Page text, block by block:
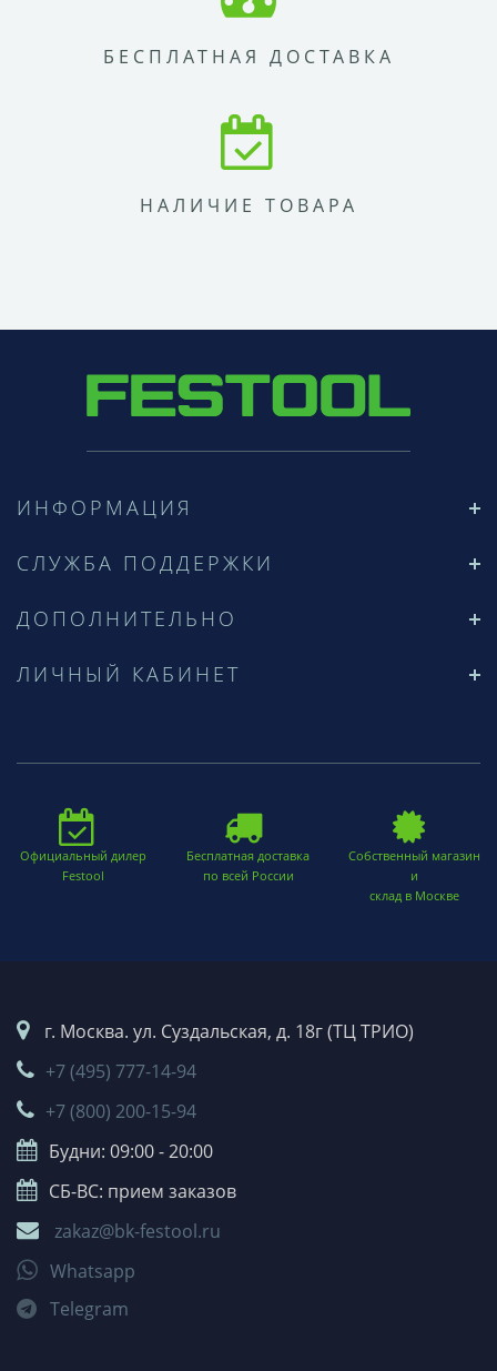
БЕСПЛАТНАЯ ДОСТАВКА
НАЛИЧИЕ ТОВАРА
ИНФОРМАЦИЯ
СЛУЖБА ПОДДЕРЖКИ
ДОПОЛНИТЕЛЬНО
ЛИЧНЫЙ КАБИНЕТ
Официальный дилер
Festool
Бесплатная доставка
по всей России
Собственный магазин
и
склад в Москве
г. Москва. ул. Суздальская, д. 18г (ТЦ ТРИО)
+7 (495) 777-14-94
+7 (800) 200-15-94
Будни: 09:00 - 20:00
СБ-ВС: прием заказов
zakaz@bk-festool.ru
Whatsapp
Telegram